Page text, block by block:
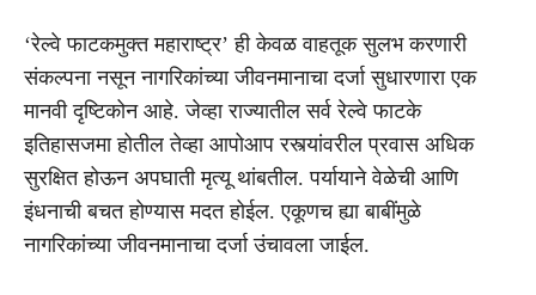
‘रेल्वे फाटकमुक्त महाराष्ट्र’ ही केवळ वाहतूक सुलभ करणारी
संकल्पना नसून नागरिकांच्या जीवनमानाचा दर्जा सुधारणारा एक
मानवी दृष्टिकोन आहे. जेव्हा राज्यातील सर्व रेल्वे फाटके
इतिहासजमा होतील तेव्हा आपोआप रस्त्यांवरील प्रवास अधिक
सुरक्षित होऊन अपघाती मृत्यू थांबतील. पर्यायाने वेळेची आणि
इंधनाची बचत होण्यास मदत होईल. एकूणच ह्या बाबींमुळे
नागरिकांच्या जीवनमानाचा दर्जा उंचावला जाईल.